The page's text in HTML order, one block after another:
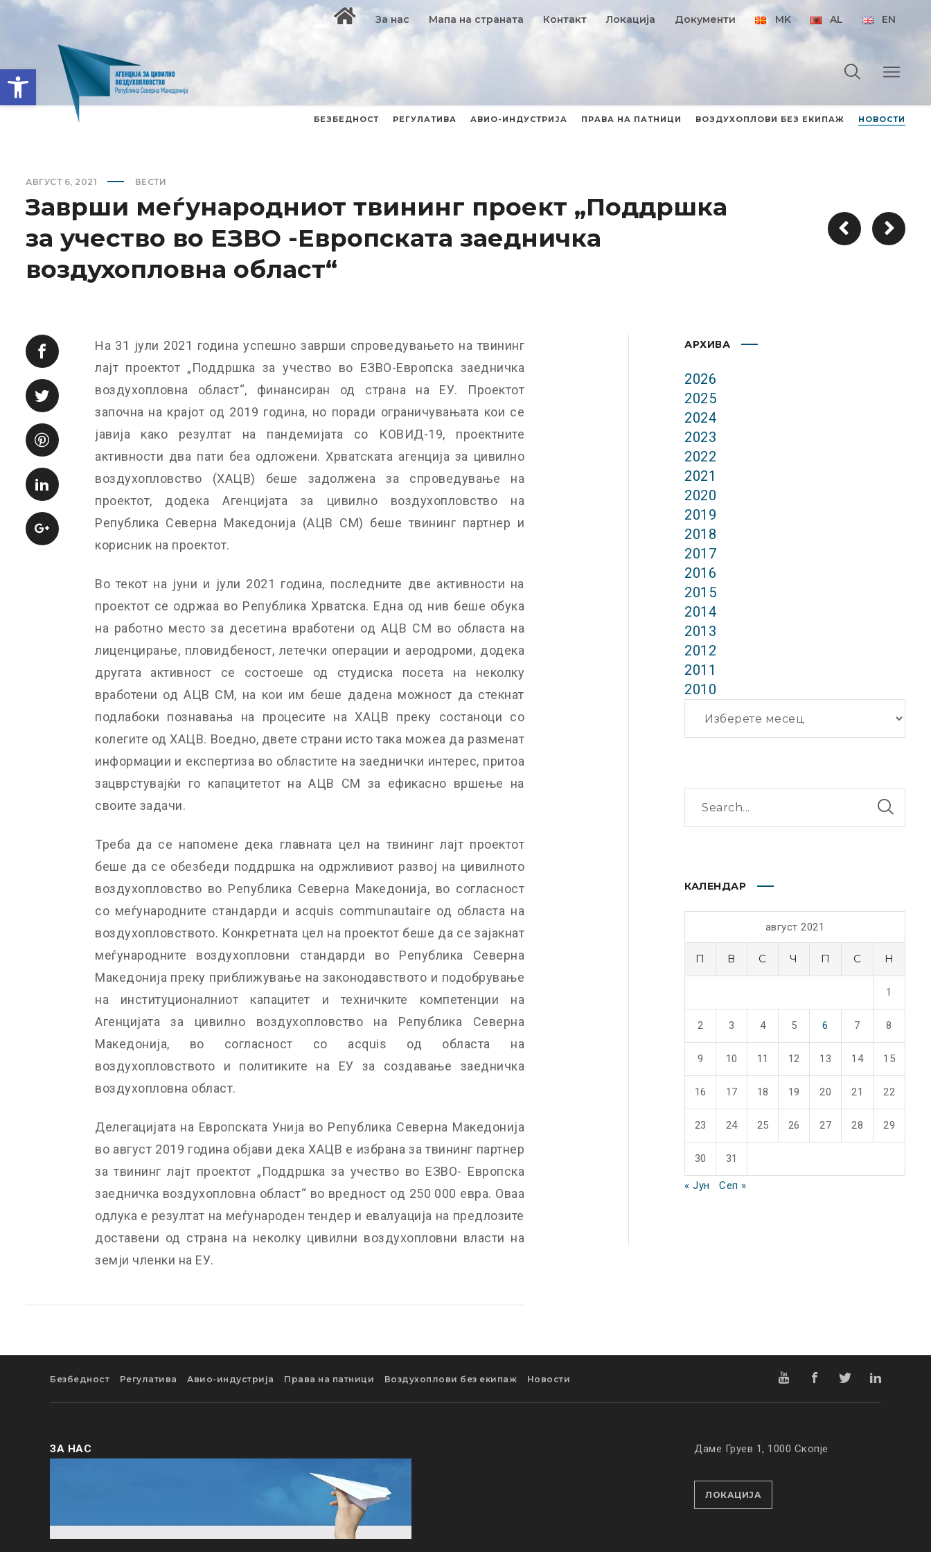
Open toolbar
За нас Мапа на страната Контакт Локација Документи MK AL EN
БЕЗБЕДНОСТ РЕГУЛАТИВА АВИО-ИНДУСТРИЈА ПРАВА НА ПАТНИЦИ ВОЗДУХОПЛОВИ БЕЗ ЕКИПАЖ НОВОСТИ
АВГУСТ 6, 2021 ВЕСТИ
Заврши меѓународниот твининг проект „Поддршка
за учество во ЕЗВО -Европската заедничка
воздухопловна област“
На 31 јули 2021 година успешно заврши спроведувањето на твининг
лајт проектот „Поддршка за учество во ЕЗВО-Европска заедничка
воздухопловна област“, финансиран од страна на ЕУ. Проектот
започна на крајот од 2019 година, но поради ограничувањата кои се
јавија како резултат на пандемијата со КОВИД-19, проектните
активности два пати беа одложени. Хрватската агенција за цивилно
воздухопловство (ХАЦВ) беше задолжена за спроведување на
проектот, додека Агенцијата за цивилно воздухопловство на
Република Северна Македонија (АЦВ СМ) беше твининг партнер и
корисник на проектот.
Во текот на јуни и јули 2021 година, последните две активности на
проектот се одржаа во Република Хрватска. Една од нив беше обука
на работно место за десетина вработени од АЦВ СМ во областа на
лиценцирање, пловидбеност, летечки операции и аеродроми, додека
другата активност се состоеше од студиска посета на неколку
вработени од АЦВ СМ, на кои им беше дадена можност да стекнат
подлабоки познавања на процесите на ХАЦВ преку состаноци со
колегите од ХАЦВ. Воедно, двете страни исто така можеа да разменат
информации и експертиза во областите на заеднички интерес, притоа
зацврстувајќи го капацитетот на АЦВ СМ за ефикасно вршење на
своите задачи.
Треба да се напомене дека главната цел на твининг лајт проектот
беше да се обезбеди поддршка на одржливиот развој на цивилното
воздухопловство во Република Северна Македонија, во согласност
со меѓународните стандарди и acquis communautaire од областа на
воздухопловството. Конкретната цел на проектот беше да се зајакнат
меѓународните воздухопловни стандарди во Република Северна
Македонија преку приближување на законодавството и подобрување
на институционалниот капацитет и техничките компетенции на
Агенцијата за цивилно воздухопловство на Република Северна
Македонија, во согласност со acquis од областа на
воздухопловството и политиките на ЕУ за создавање заедничка
воздухопловна област.
Делегацијата на Европската Унија во Република Северна Македонија
во август 2019 година објави дека ХАЦВ е избрана за твининг партнер
за твининг лајт проектот „Поддршка за учество во ЕЗВО- Европска
заедничка воздухопловна област“ во вредност од 250 000 евра. Оваа
одлука е резултат на меѓународен тендер и евалуација на предлозите
доставени од страна на неколку цивилни воздухопловни власти на
земји членки на ЕУ.
АРХИВА
2026
2025
2024
2023
2022
2021
2020
2019
2018
2017
2016
2015
2014
2013
2012
2011
2010
КАЛЕНДАР
август 2021
П В С Ч П С Н
1
2 3 4 5 6 7 8
9 10 11 12 13 14 15
16 17 18 19 20 21 22
23 24 25 26 27 28 29
30 31
« Јун Сеп »
Безбедност Регулатива Авио-индустрија Права на патници Воздухоплови без екипаж Новости
ЗА НАС Даме Груев 1, 1000 Скопје
ЛОКАЦИЈА